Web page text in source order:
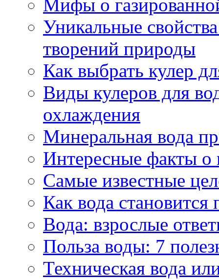
Мифы о
Уникальные
творений природы
Как выбрать кулер
Виды кулеров для
охлаждения
Минеральная вода
Интересные факты о
Самые известные
Как вода становится
Вода: взрослые
Польза воды: 7
Техническая вода